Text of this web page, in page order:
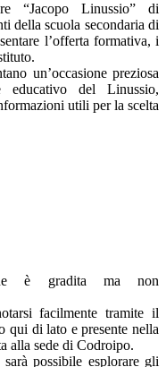
“Jacopo Linussio” di
della scuola secondaria di
l’offerta formativa, i
un’occasione preziosa
educativo del Linussio,
utili per la scelta
è gradita ma non
facilmente tramite il
qui di lato e presente nella
alla sede di Codroipo.
possibile esplorare gli